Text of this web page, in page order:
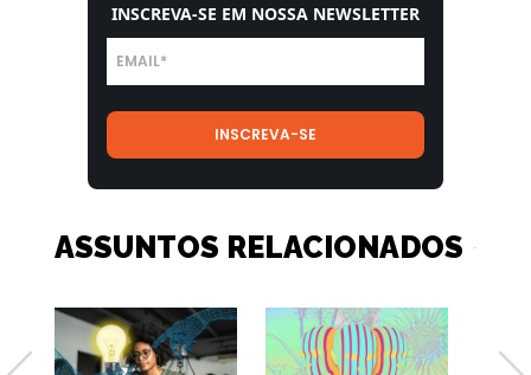
INSCREVA-SE EM NOSSA NEWSLETTER
ASSUNTOS RELACIONADOS